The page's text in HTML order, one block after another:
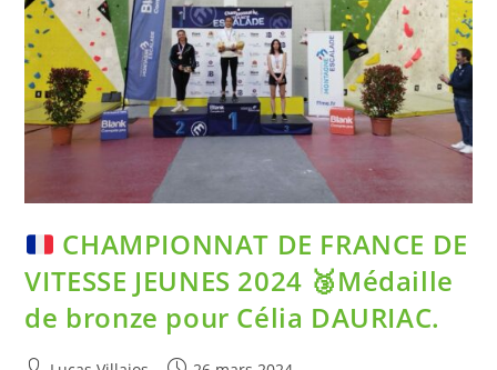
CHAMPIONNAT DE FRANCE DE
VITESSE JEUNES 2024 🥉Médaille
de bronze pour Célia DAURIAC.